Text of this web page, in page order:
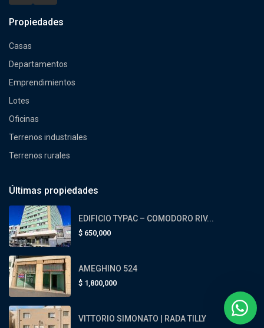
Propiedades
Casas
Departamentos
Emprendimientos
Lotes
Oficinas
Terrenos industriales
Terrenos rurales
Últimas propiedades
EDIFICIO TYPAC – COMODORO RIV...
$ 650,000
AMEGHINO 524
$ 1,800,000
VITTORIO SIMONATO | RADA TILLY